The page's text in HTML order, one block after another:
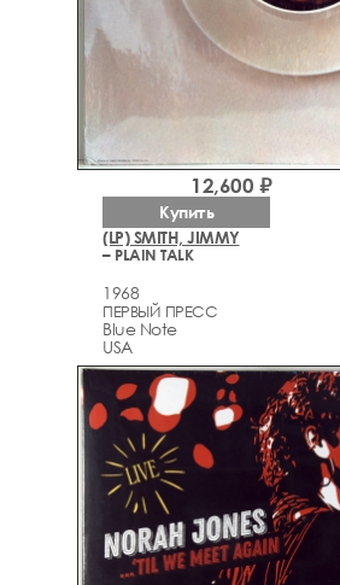
(LP) SMITH, JIMMY
– PLAIN TALK
1968
ПЕРВЫЙ ПРЕСС
Blue Note
USA
12,600 ₽
Купить